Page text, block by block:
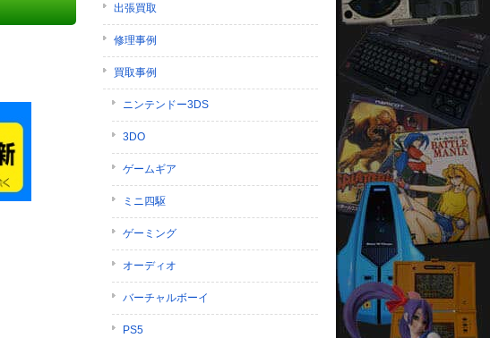
出張買取
修理事例
買取事例
ニンテンドー3DS
3DO
ゲームギア
ミニ四駆
ゲーミング
オーディオ
バーチャルボーイ
PS5